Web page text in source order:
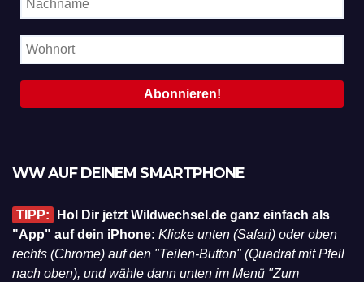
WW AUF DEINEM SMARTPHONE
TIPP:
Hol Dir jetzt Wildwechsel.de ganz einfach als
"App" auf dein iPhone: Klicke unten (Safari) oder oben
rechts (Chrome) auf den "Teilen-Button" (Quadrat mit Pfeil
nach oben), und wähle dann unten im Menü "Zum